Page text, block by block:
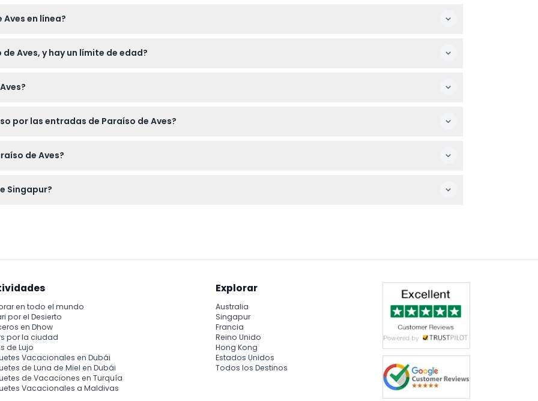
en línea?
Aves, y hay un límite de edad?
por las entradas de Paraíso de Aves?
de Aves?
Singapur?
en todo el mundo
por el Desierto
en Dhow
por la ciudad
de Lujo
Vacacionales en Dubái
de Luna de Miel en Dubái
de Vacaciones en Turquía
Vacacionales a Maldivas
Explorar
Australia
Singapur
Francia
Reino Unido
Hong Kong
Estados Unidos
Todos los Destinos